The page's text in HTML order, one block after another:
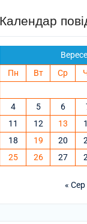
Календар
Пн
Вт Ср
4
5 6
11
12 13
18
19 20
25
26 27
« Сер